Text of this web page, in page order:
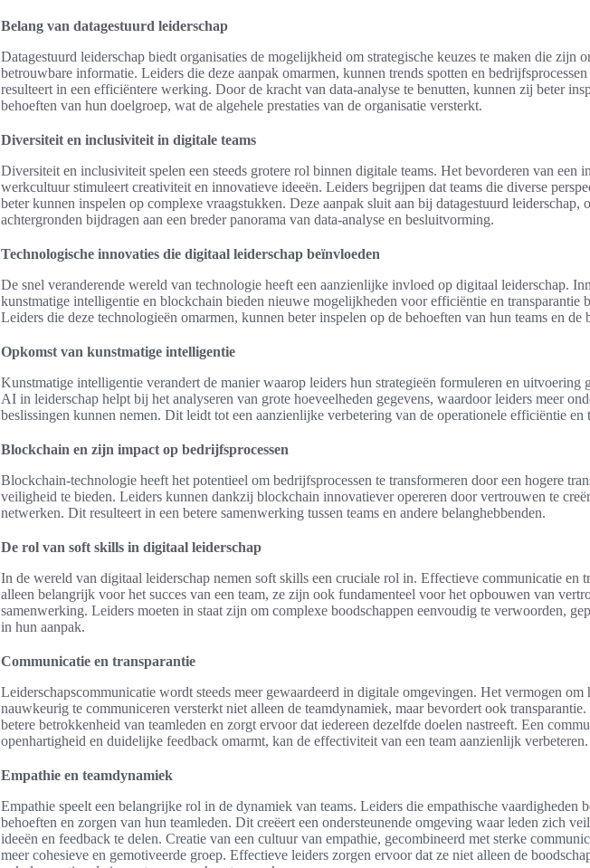
Belang van datagestuurd leiderschap
Datagestuurd leiderschap biedt organisaties de mogelijkheid om strategische keuzes te maken die zijn
betrouwbare informatie. Leiders die deze aanpak omarmen, kunnen trends spotten en
resulteert in een efficiëntere werking. Door de kracht van data-analyse te benutten, kunnen zij beter
behoeften van hun doelgroep, wat de algehele prestaties van de organisatie versterkt.
Diversiteit en inclusiviteit in digitale teams
Diversiteit en inclusiviteit spelen een steeds grotere rol binnen digitale teams. Het bevorderen van een
werkcultuur stimuleert creativiteit en innovatieve ideeën. Leiders begrijpen dat teams die diverse
beter kunnen inspelen op complexe vraagstukken. Deze aanpak sluit aan bij datagestuurd leiderschap,
achtergronden bijdragen aan een breder panorama van data-analyse en besluitvorming.
Technologische innovaties die digitaal leiderschap beïnvloeden
De snel veranderende wereld van technologie heeft een aanzienlijke invloed op digitaal leiderschap.
kunstmatige intelligentie en blockchain bieden nieuwe mogelijkheden voor efficiëntie en transparantie
Leiders die deze technologieën omarmen, kunnen beter inspelen op de behoeften van hun teams en de
Opkomst van kunstmatige intelligentie
Kunstmatige intelligentie verandert de manier waarop leiders hun strategieën formuleren en uitvoering
AI in leiderschap helpt bij het analyseren van grote hoeveelheden gegevens, waardoor leiders meer
beslissingen kunnen nemen. Dit leidt tot een aanzienlijke verbetering van de operationele efficiëntie en
Blockchain en zijn impact op bedrijfsprocessen
Blockchain-technologie heeft het potentieel om bedrijfsprocessen te transformeren door een hogere
veiligheid te bieden. Leiders kunnen dankzij blockchain innovatiever opereren door vertrouwen te
netwerken. Dit resulteert in een betere samenwerking tussen teams en andere belanghebbenden.
De rol van soft skills in digitaal leiderschap
In de wereld van digitaal leiderschap nemen soft skills een cruciale rol in. Effectieve communicatie en
alleen belangrijk voor het succes van een team, ze zijn ook fundamenteel voor het opbouwen van
samenwerking. Leiders moeten in staat zijn om complexe boodschappen eenvoudig te verwoorden,
in hun aanpak.
Communicatie en transparantie
Leiderschapscommunicatie wordt steeds meer gewaardeerd in digitale omgevingen. Het vermogen om
nauwkeurig te communiceren versterkt niet alleen de teamdynamiek, maar bevordert ook
betere betrokkenheid van teamleden en zorgt ervoor dat iedereen dezelfde doelen nastreeft. Een
openhartigheid en duidelijke feedback omarmt, kan de effectiviteit van een team aanzienlijk verbeteren.
Empathie en teamdynamiek
Empathie speelt een belangrijke rol in de dynamiek van teams. Leiders die empathische vaardigheden
behoeften en zorgen van hun teamleden. Dit creëert een ondersteunende omgeving waar leden zich
ideeën en feedback te delen. Creatie van een cultuur van empathie, gecombineerd met sterke
meer cohesieve en gemotiveerde groep. Effectieve leiders zorgen ervoor dat ze niet alleen de